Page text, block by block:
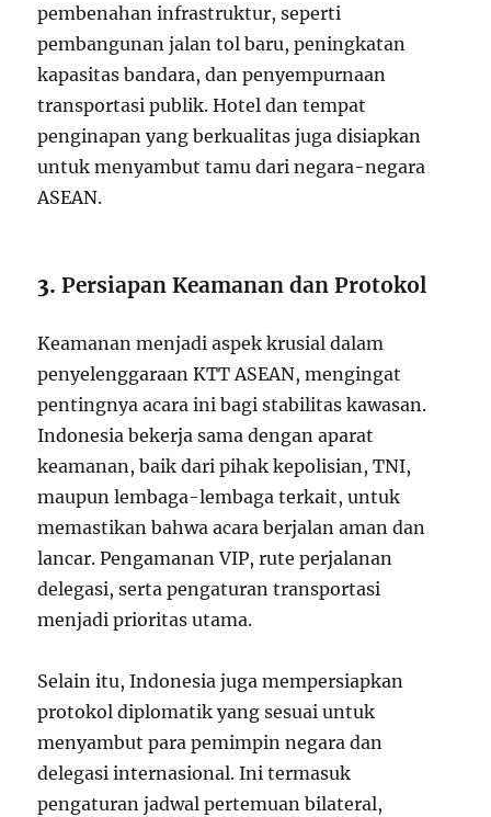
pembenahan infrastruktur, seperti
pembangunan jalan tol baru, peningkatan
kapasitas bandara, dan penyempurnaan
transportasi publik. Hotel dan tempat
penginapan yang berkualitas juga disiapkan
untuk menyambut tamu dari negara-negara
ASEAN.
3.Persiapan Keamanan dan Protokol
Keamanan menjadi aspek krusial dalam
penyelenggaraan KTT ASEAN, mengingat
pentingnya acara ini bagi stabilitas kawasan.
Indonesia bekerja sama dengan aparat
keamanan, baik dari pihak kepolisian, TNI,
maupun lembaga-lembaga terkait, untuk
memastikan bahwa acara berjalan aman dan
lancar. Pengamanan VIP, rute perjalanan
delegasi, serta pengaturan transportasi
menjadi prioritas utama.
Selain itu, Indonesia juga mempersiapkan
protokol diplomatik yang sesuai untuk
menyambut para pemimpin negara dan
delegasi internasional. Ini termasuk
pengaturan jadwal pertemuan bilateral,